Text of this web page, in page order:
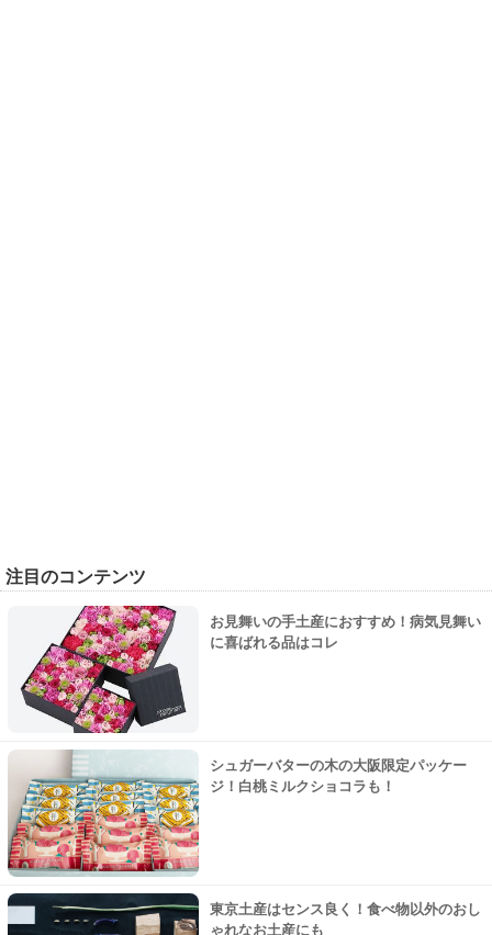
注目のコンテンツ
お見舞いの手土産におすすめ！病気見舞い
に喜ばれる品はコレ
シュガーバターの木の大阪限定パッケー
ジ！白桃ミルクショコラも！
東京土産はセンス良く！食べ物以外のおし
ゃれなお土産にも